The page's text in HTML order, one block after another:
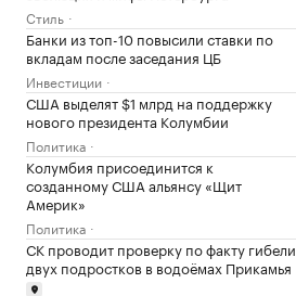
Стиль
Банки из топ-10 повысили ставки по
вкладам после заседания ЦБ
Инвестиции
США выделят $1 млрд на поддержку
нового президента Колумбии
Политика
Колумбия присоединится к
созданному США альянсу «Щит
Америк»
Политика
СК проводит проверку по факту гибели
двух подростков в водоёмах Прикамья